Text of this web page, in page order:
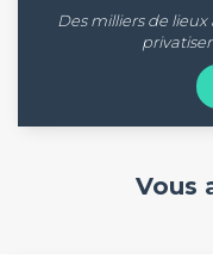
Des milliers de
Vous